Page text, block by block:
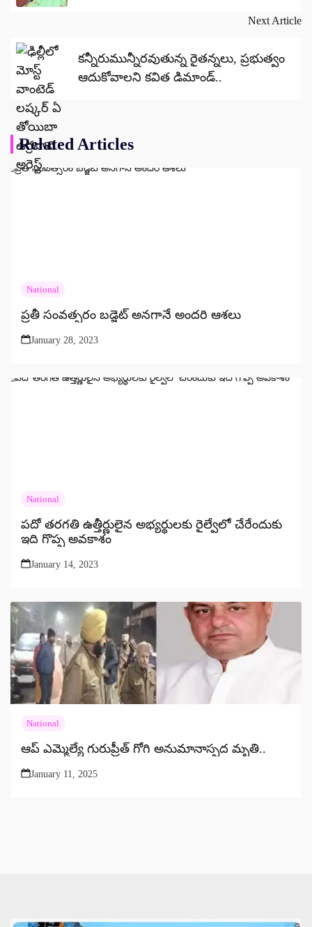
Next Article
కన్నీరుమున్నీరవుతున్న రైతన్నలు, ప్రభుత్వం
ఆదుకోవాలని కవిత డిమాండ్..
Related Articles
National
ప్రతీ సంవత్సరం బడ్జెట్ అనగానే అందరి ఆశలు
January 28, 2023
National
పదో తరగతి ఉత్తీర్ణులైన అభ్యర్థులకు రైల్వేలో చేరేందుకు
ఇది గొప్ప అవకాశం
January 14, 2023
National
ఆప్ ఎమ్మెల్యే గురుప్రీత్ గోగి అనుమానాస్పద మృతి..
January 11, 2025